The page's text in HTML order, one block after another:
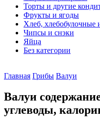
Торты и другие
Фрукты и ягоды
Хлеб, хлебобулочные
Чипсы и снэки
Яйца
Без категории
Главная Грибы Валуи
Валуи
углеводы,